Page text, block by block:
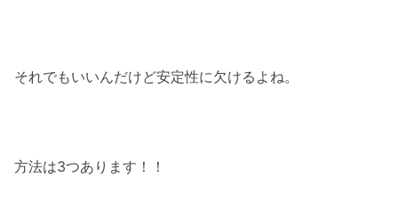
それでもいいんだけど安定性に欠けるよね。
方法は3つあります！！